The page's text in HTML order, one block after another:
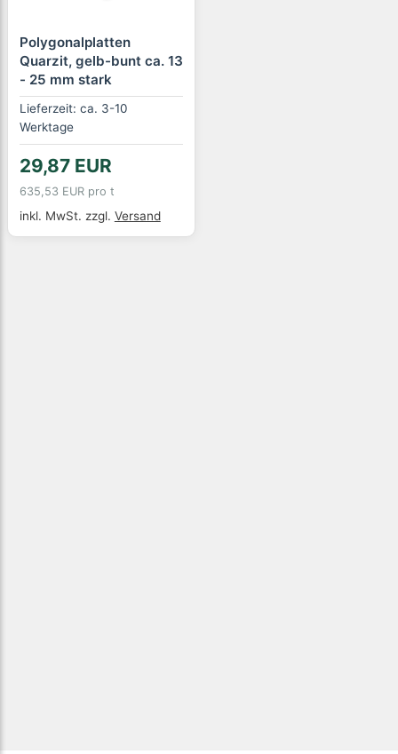
Polygonalplatten
Quarzit, gelb-bunt ca. 13
- 25 mm stark
Lieferzeit: ca. 3-10
Werktage
29,87 EUR
635,53 EUR pro t
inkl. MwSt. zzgl. Versand